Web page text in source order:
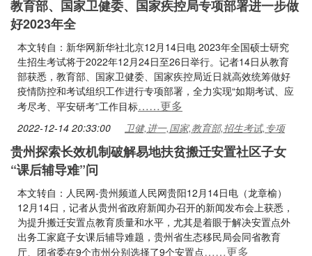
教育部、国家卫健委、国家疾控局专项部署进一步做
好2023年全
本文转自：新华网新华社北京12月14日电 2023年全国硕士研究
生招生考试将于2022年12月24日至26日举行。记者14日从教育
部获悉，教育部、国家卫健委、国家疾控局近日就高效统筹做好
疫情防控和考试组织工作进行专项部署，全力实现“如期考试、应
考尽考、平安研考”工作目标……更多
2022-12-14 20:33:00 卫健,进一,国家,教育部,招生考试,专项
贵州探索长效机制破解易地扶贫搬迁安置社区子女
“课后辅导难”问
本文转自：人民网-贵州频道人民网贵阳12月14日电（龙章榆）
12月14日，记者从贵州省政府新闻办召开的新闻发布会上获悉，
为提升搬迁安置点教育质量和水平，尤其是着眼于解决安置点外
出务工家庭子女课后辅导难题，贵州省生态移民局会同省教育
厅、团省委在9个市州分别选择了9个安置点……更多